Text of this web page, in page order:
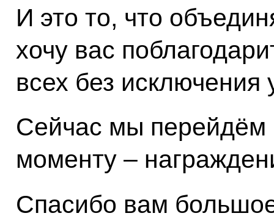
И это то, что
хочу вас
всех без исключения
Сейчас мы перейдём
моменту –
Спасибо вам